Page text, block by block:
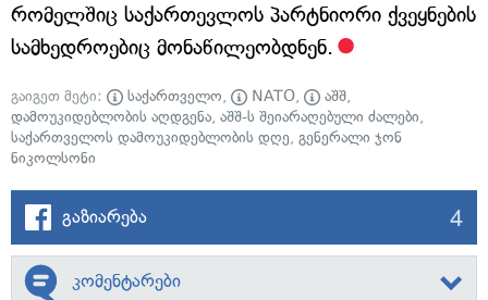
რომელშიც საქართევლოს პარტნიორი ქვეყნების
სამხედროებიც მონაწილეობდნენ.
გაიგეთ მეტი: საქართველო, NATO, აშშ,
დამოუკიდებლობის აღდგენა, აშშ-ს შეიარაღებული ძალები,
საქართველოს დამოუკიდებლობის დღე, გენერალი ჯონ
ნიკოლსონი
გაზიარება 4
კომენტარები